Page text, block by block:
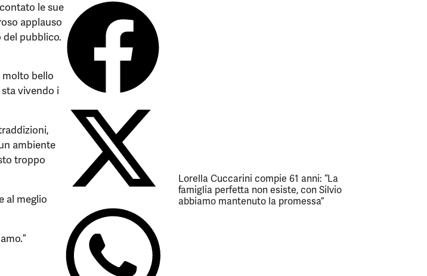
le sue
applauso
del pubblico.
molto bello
sta vivendo i
ambiente
troppo
al meglio
Lorella Cuccarini compie 61 anni: “La
famiglia perfetta non esiste, con Silvio
abbiamo mantenuto la promessa”